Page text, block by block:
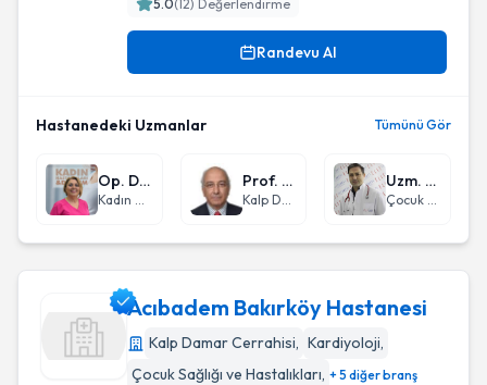
5.0( 12) Değerlendirme
Randevu Al
Hastanedeki Uzmanlar Tümünü Gör
Op. Dr. Nur Tüzüner
Kadın Hastalıkları ve Doğum
Prof. Dr. Mehmet Yeniterzi
Kalp Damar Cerrahisi
Uzm. Dr. Murat Kılınç
Çocuk Sağlığı ve Hastalıkları
Acıbadem Bakırköy Hastanesi
Kalp Damar Cerrahisi, Kardiyoloji,
Çocuk Sağlığı ve Hastalıkları, + 5 diğer branş